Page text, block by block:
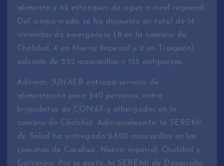
alimento y 42 estanques de agua a nivel regional.
Del mismo modo, se ha dispuesto un total de 14
viviendas de emergencia (8 en la comuna de
Cholchol, 4 en Nueva Imperial y 2 en Traiguén),
además de 552 mascarillas y 125 antiparras.
Además, JUNAEB entrega servicio de
alimentación para 240 personas, entre
brigadistas de CONAF y albergados en la
comuna de Cholchol. Adicionalmente, la SEREMI
de Salud ha entregado 2.800 mascarillas en las
comunas de Carahue, Nueva imperial, Cholchol y
Galvarino. Por su parte, la SEREMI de Desarrollo